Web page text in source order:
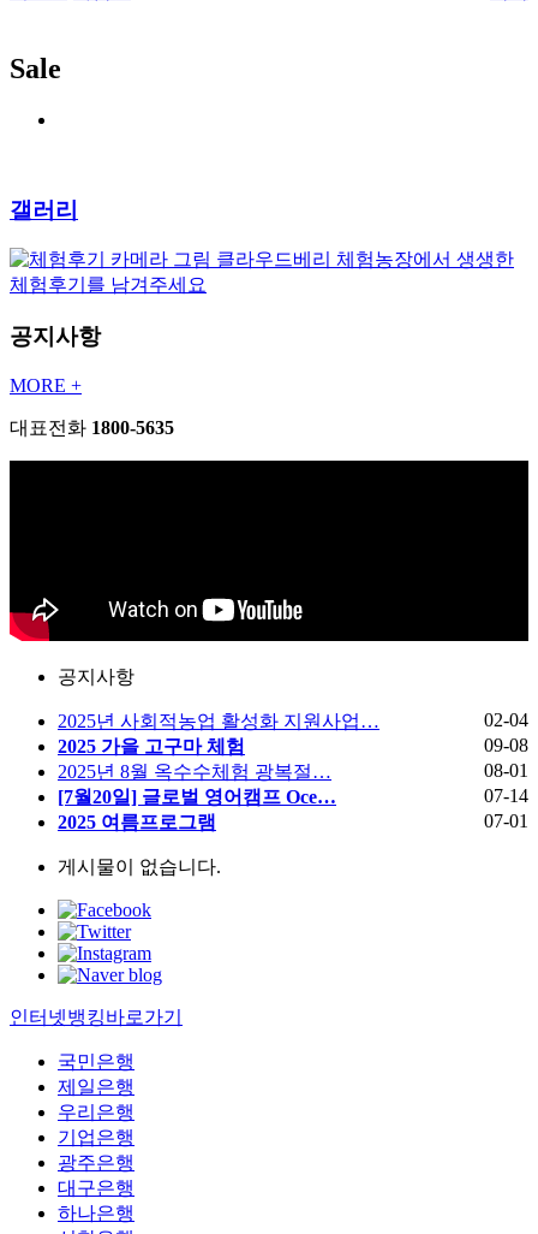
Sale
갤러리
클라우드베리 체험농장에서 생생한
체험후기를 남겨주세요
공지사항
MORE +
대표전화 1800-5635
공지사항
2025년 사회적농업 활성화 지원사업…
02-04
2025 가을 고구마 체험
09-08
2025년 8월 옥수수체험 광복절…
08-01
[7월20일] 글로벌 영어캠프 Oce…
07-14
2025 여름프로그램
07-01
게시물이 없습니다.
인터넷뱅킹바로가기
국민은행
제일은행
우리은행
기업은행
광주은행
대구은행
하나은행